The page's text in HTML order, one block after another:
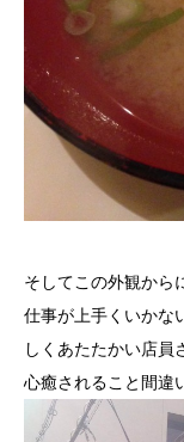
そしてこの外観から
仕事が上手くいかな
しくあたたかい店員
心癒されること間違